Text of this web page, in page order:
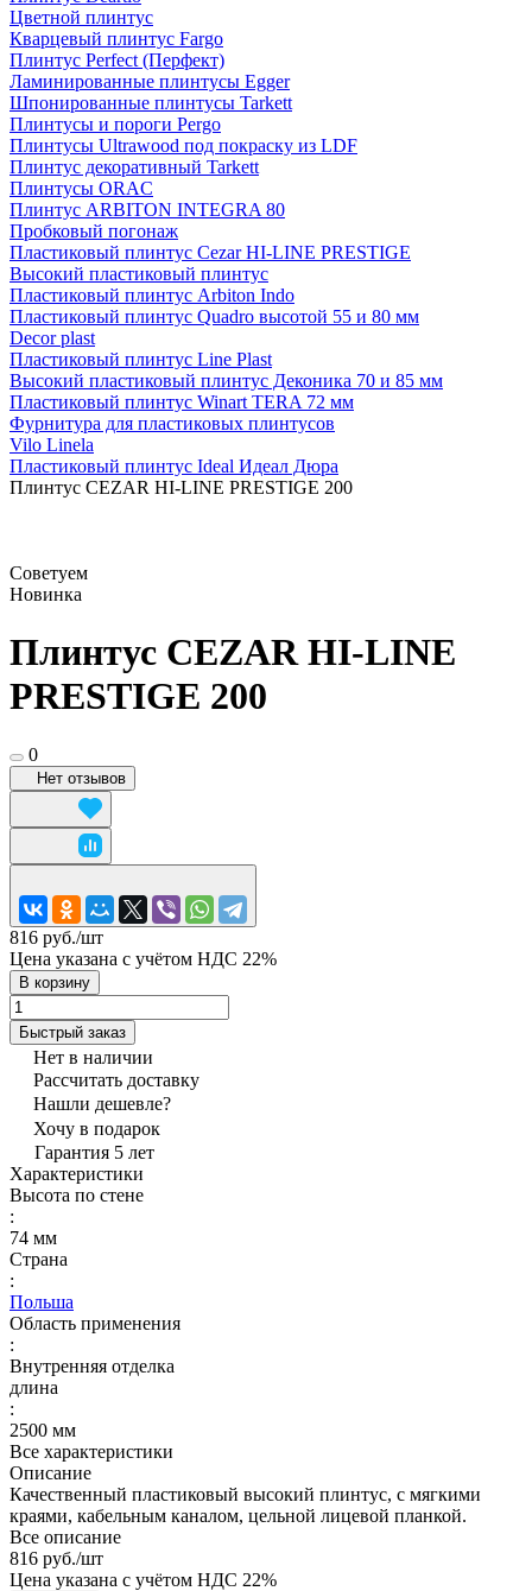
Цветной плинтус
Кварцевый плинтус Fargo
Плинтус Perfect (Перфект)
Ламинированные плинтусы Egger
Шпонированные плинтусы Tarkett
Плинтусы и пороги Pergo
Плинтусы Ultrawood под покраску из LDF
Плинтус декоративный Tarkett
Плинтусы ORAC
Плинтус ARBITON INTEGRA 80
Пробковый погонаж
Пластиковый плинтус Cezar HI-LINE PRESTIGE
Высокий пластиковый плинтус
Пластиковый плинтус Arbiton Indo
Пластиковый плинтус Quadro высотой 55 и 80 мм
Decor plast
Пластиковый плинтус Line Plast
Высокий пластиковый плинтус Деконика 70 и 85 мм
Пластиковый плинтус Winart TERA 72 мм
Фурнитура для пластиковых плинтусов
Vilo Linela
Пластиковый плинтус Ideal Идеал Дюра
Плинтус CEZAR HI-LINE PRESTIGE 200
Советуем
Новинка
Плинтус CEZAR HI-LINE
PRESTIGE 200
0
Нет отзывов
816 руб./шт
Цена указана с учётом НДС 22%
В корзину
Быстрый заказ
Нет в наличии
Рассчитать доставку
Нашли дешевле?
Хочу в подарок
Гарантия 5 лет
Характеристики
Высота по стене
:
74 мм
Страна
:
Польша
Область применения
:
Внутренняя отделка
длина
:
2500 мм
Все характеристики
Описание
Качественный пластиковый высокий плинтус, с мягкими
краями, кабельным каналом, цельной лицевой планкой.
Все описание
816 руб./шт
Цена указана с учётом НДС 22%